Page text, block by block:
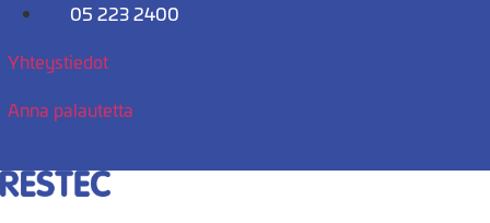
Mene
05 223 2400
Yhteystiedot
Anna palautetta